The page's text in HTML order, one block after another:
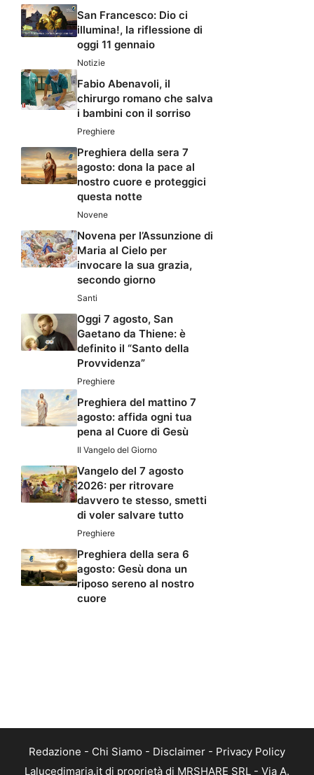
San Francesco: Dio ci
illumina!, la riflessione di
oggi 11 gennaio
Notizie
Fabio Abenavoli, il
chirurgo romano che salva
i bambini con il sorriso
Preghiere
Preghiera della sera 7
agosto: dona la pace al
nostro cuore e proteggici
questa notte
Novene
Novena per l’Assunzione di
Maria al Cielo per
invocare la sua grazia,
secondo giorno
Santi
Oggi 7 agosto, San
Gaetano da Thiene: è
definito il “Santo della
Provvidenza”
Preghiere
Preghiera del mattino 7
agosto: affida ogni tua
pena al Cuore di Gesù
Il Vangelo del Giorno
Vangelo del 7 agosto
2026: per ritrovare
davvero te stesso, smetti
di voler salvare tutto
Preghiere
Preghiera della sera 6
agosto: Gesù dona un
riposo sereno al nostro
cuore
Redazione - Chi Siamo - Disclaimer - Privacy Policy
Lalucedimaria.it di proprietà di MRSHARE SRL - Via A.